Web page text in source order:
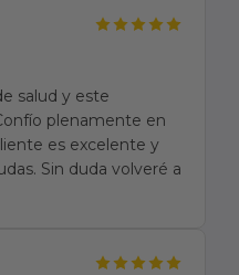
salud y este
plenamente en
es excelente y
Sin duda volveré a